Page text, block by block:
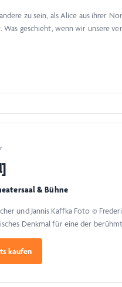
zu sein, als Alice aus ihrer
Was geschieht, wenn wir unsere
& Bühne
und Jannis Kaffka Foto ©
Denkmal für eine der